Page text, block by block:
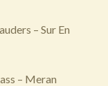
– Sur En
– Meran